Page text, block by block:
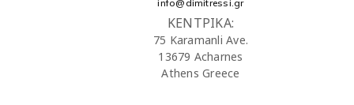
info@dimitressi.gr
ΚΕΝΤΡΙΚΑ:
75 Karamanli Ave.
13679 Acharnes
Athens Greece